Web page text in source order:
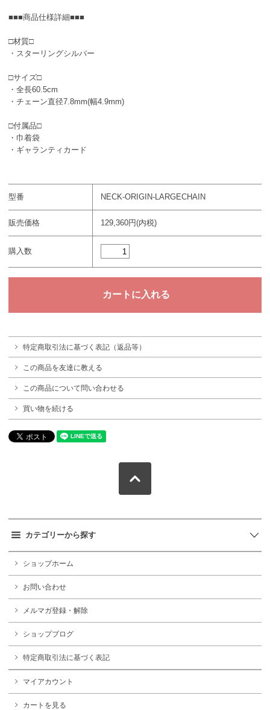
■■■商品仕様詳細■■■
□材質□
・スターリングシルバー
□サイズ□
・全長60.5cm
・チェーン直径7.8mm(幅4.9mm)
□付属品□
・巾着袋
・ギャランティカード
型番 NECK-ORIGIN-LARGECHAIN
販売価格 129,360円(内税)
購入数
特定商取引法に基づく表記（返品等）
この商品を友達に教える
この商品について問い合わせる
買い物を続ける
カテゴリーから探す
ショップホーム
お問い合わせ
メルマガ登録・解除
ショップブログ
特定商取引法に基づく表記
マイアカウント
カートを見る